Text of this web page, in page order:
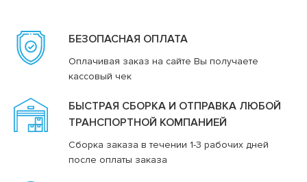
БЕЗОПАСНАЯ ОПЛАТА
Оплачивая заказ на сайте Вы получаете
кассовый чек
БЫСТРАЯ СБОРКА И ОТПРАВКА ЛЮБОЙ
ТРАНСПОРТНОЙ КОМПАНИЕЙ
Сборка заказа в течении 1-3 рабочих дней
после оплаты заказа